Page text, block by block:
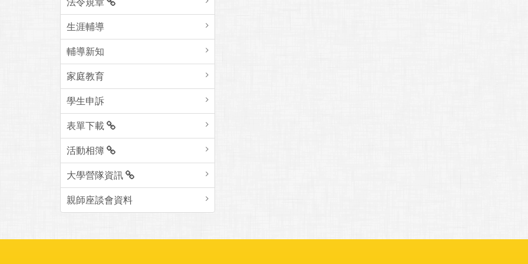
生涯輔導
輔導新知
家庭教育
學生申訴
表單下載
活動相簿
大學營隊資訊
親師座談會資料